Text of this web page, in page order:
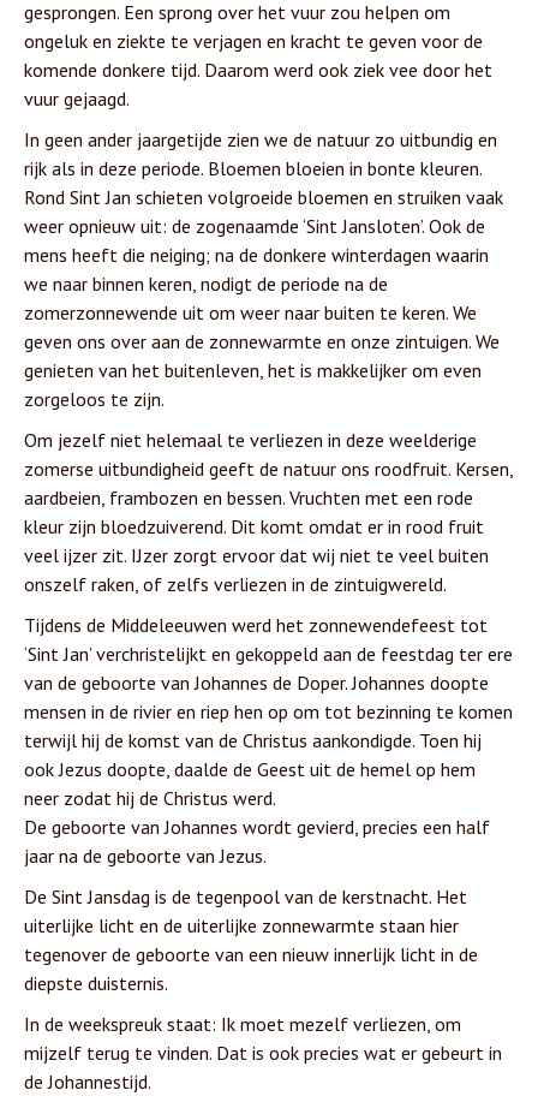
gesprongen. Een sprong over het vuur zou helpen om
ongeluk en ziekte te verjagen en kracht te geven voor de
komende donkere tijd. Daarom werd ook ziek vee door het
vuur gejaagd.
In geen ander jaargetijde zien we de natuur zo uitbundig en
rijk als in deze periode. Bloemen bloeien in bonte kleuren.
Rond Sint Jan schieten volgroeide bloemen en struiken vaak
weer opnieuw uit: de zogenaamde ‘Sint Jansloten’. Ook de
mens heeft die neiging; na de donkere winterdagen waarin
we naar binnen keren, nodigt de periode na de
zomerzonnewende uit om weer naar buiten te keren. We
geven ons over aan de zonnewarmte en onze zintuigen. We
genieten van het buitenleven, het is makkelijker om even
zorgeloos te zijn.
Om jezelf niet helemaal te verliezen in deze weelderige
zomerse uitbundigheid geeft de natuur ons roodfruit. Kersen,
aardbeien, frambozen en bessen. Vruchten met een rode
kleur zijn bloedzuiverend. Dit komt omdat er in rood fruit
veel ijzer zit. IJzer zorgt ervoor dat wij niet te veel buiten
onszelf raken, of zelfs verliezen in de zintuigwereld.
Tijdens de Middeleeuwen werd het zonnewendefeest tot
‘Sint Jan’ verchristelijkt en gekoppeld aan de feestdag ter ere
van de geboorte van Johannes de Doper. Johannes doopte
mensen in de rivier en riep hen op om tot bezinning te komen
terwijl hij de komst van de Christus aankondigde. Toen hij
ook Jezus doopte, daalde de Geest uit de hemel op hem
neer zodat hij de Christus werd.
De geboorte van Johannes wordt gevierd, precies een half
jaar na de geboorte van Jezus.
De Sint Jansdag is de tegenpool van de kerstnacht. Het
uiterlijke licht en de uiterlijke zonnewarmte staan hier
tegenover de geboorte van een nieuw innerlijk licht in de
diepste duisternis.
In de weekspreuk staat: Ik moet mezelf verliezen, om
mijzelf terug te vinden. Dat is ook precies wat er gebeurt in
de Johannestijd.